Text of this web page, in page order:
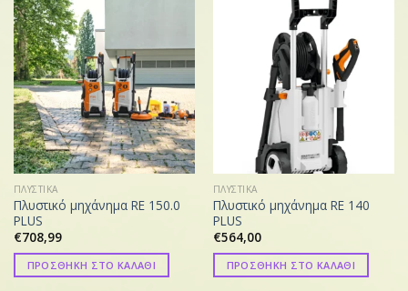
ΠΛΥΣΤΙΚΑ
Πλυστικό μηχάνημα RE 150.0
PLUS
€708,99
ΠΡΟΣΘΗΚΗ ΣΤΟ ΚΑΛΑΘΙ
ΠΛΥΣΤΙΚΑ
Πλυστικό μηχάνημα RE 140
PLUS
€564,00
ΠΡΟΣΘΗΚΗ ΣΤΟ ΚΑΛΑΘΙ